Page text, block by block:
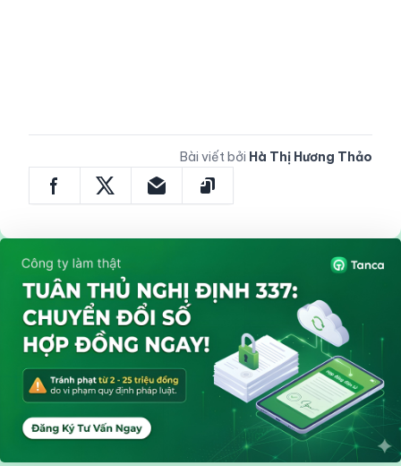
Bài viết bởi Hà Thị Hương Thảo